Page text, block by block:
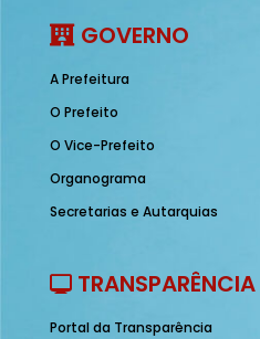
GOVERNO
A Prefeitura
O Prefeito
O Vice-Prefeito
Organograma
Secretarias e Autarquias
TRANSPARÊNCIA
Portal da Transparência